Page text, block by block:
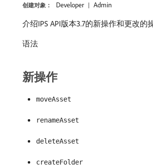
创建对象： Developer Admin
介绍IPS API版本3.7的新操作和更改的
语法
新操作
moveAsset
renameAsset
deleteAsset
createFolder